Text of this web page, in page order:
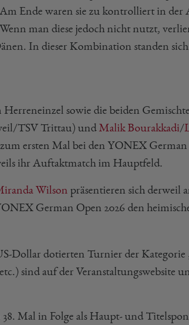
Am Ende waren sie zu kontrolliert in
man diese jedoch nicht nutzt,
In dieser Kombination standen
sowie die beiden
TSV Trittau) und Malik Bourakkadi/
ersten Mal bei den YONEX German
ihr Auftaktmatch im Hauptfeld.
Wilson präsentieren sich derweil
German Open 2026 den
Dollar dotierten Turnier der Kategorie
sind auf der Veranstaltungswebsite
Mal in Folge als Haupt- und